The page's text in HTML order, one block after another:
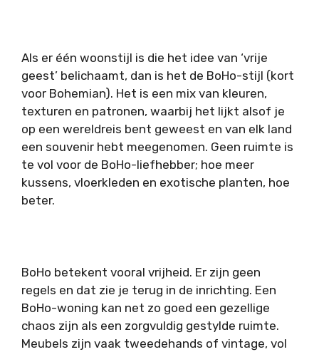
Als er één woonstijl is die het idee van ‘vrije
geest’ belichaamt, dan is het de BoHo-stijl (kort
voor Bohemian). Het is een mix van kleuren,
texturen en patronen, waarbij het lijkt alsof je
op een wereldreis bent geweest en van elk land
een souvenir hebt meegenomen. Geen ruimte is
te vol voor de BoHo-liefhebber; hoe meer
kussens, vloerkleden en exotische planten, hoe
beter.
BoHo betekent vooral vrijheid. Er zijn geen
regels en dat zie je terug in de inrichting. Een
BoHo-woning kan net zo goed een gezellige
chaos zijn als een zorgvuldig gestylde ruimte.
Meubels zijn vaak tweedehands of vintage, vol